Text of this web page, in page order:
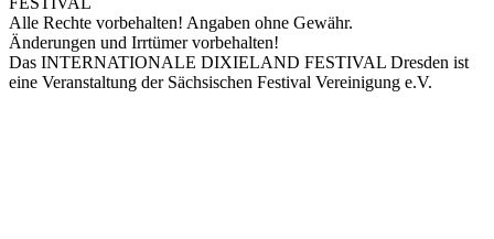
Alle Rechte vorbehalten! Angaben ohne Gewähr.
Änderungen und Irrtümer vorbehalten!
Das INTERNATIONALE DIXIELAND FESTIVAL Dresden ist
eine Veranstaltung der Sächsischen Festival Vereinigung e.V.